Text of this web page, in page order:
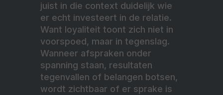
juist in die context duidelijk wie
er echt investeert in de relatie.
Want loyaliteit toont zich niet in
voorspoed, maar in tegenslag.
Wanneer afspraken onder
spanning staan, resultaten
tegenvallen of belangen botsen,
wordt zichtbaar of er sprake is